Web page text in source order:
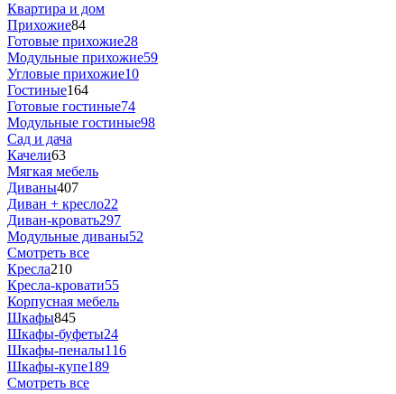
Квартира и дом
Прихожие84
Готовые прихожие28
Модульные прихожие59
Угловые прихожие10
Гостиные164
Готовые гостиные74
Модульные гостиные98
Сад и дача
Качели63
Мягкая мебель
Диваны407
Диван + кресло22
Диван-кровать297
Модульные диваны52
Смотреть все
Кресла210
Кресла-кровати55
Корпусная мебель
Шкафы845
Шкафы-буфеты24
Шкафы-пеналы116
Шкафы-купе189
Смотреть все